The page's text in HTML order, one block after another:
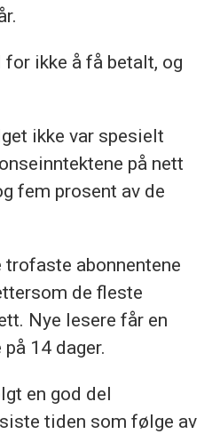
ikke å få betalt, og
ikke var spesielt
på nett
fem prosent av de
trofaste abonnentene
de fleste
Nye lesere får en
14 dager.
en god del
tiden som følge av